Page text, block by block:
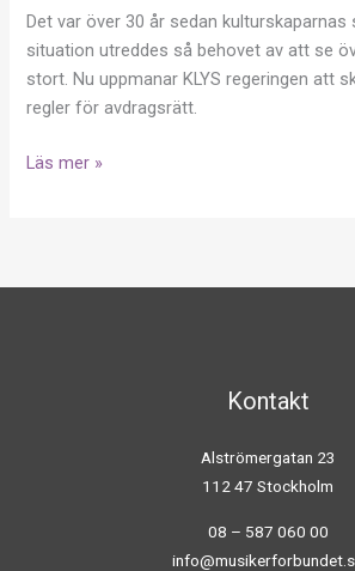
Det var över 30 år sedan
situation utreddes så behovet av att se
stort. Nu uppmanar KLYS regeringen att
regler för avdragsrätt.
för
egenföretagare
Läs mer »
Kontakt
Alströmergatan 23
112 47 Stockholm
08 – 587 060 00